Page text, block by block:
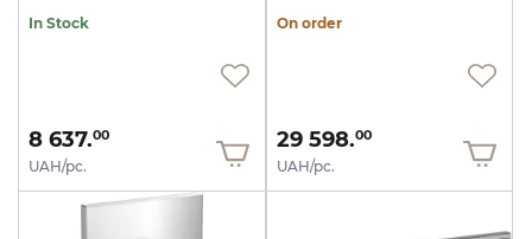
In Stock
8 637.00
UAH/pc.
On order
29 598.00
UAH/pc.